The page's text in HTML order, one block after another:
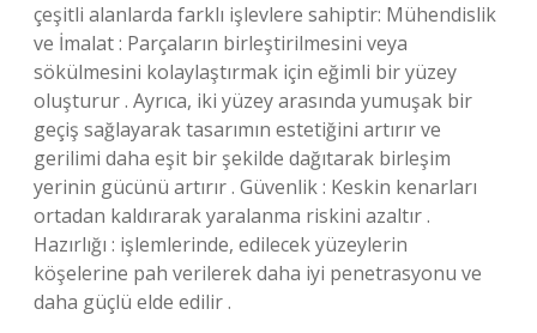
çeşitli alanlarda farklı işlevlere sahiptir: Mühendislik
ve İmalat : Parçaların birleştirilmesini veya
sökülmesini kolaylaştırmak için eğimli bir yüzey
oluşturur . Ayrıca, iki yüzey arasında yumuşak bir
geçiş sağlayarak tasarımın estetiğini artırır ve
gerilimi daha eşit bir şekilde dağıtarak birleşim
yerinin gücünü artırır . Güvenlik : Keskin kenarları
ortadan kaldırarak yaralanma riskini azaltır .
Hazırlığı : işlemlerinde, edilecek yüzeylerin
köşelerine pah verilerek daha iyi penetrasyonu ve
daha güçlü elde edilir .